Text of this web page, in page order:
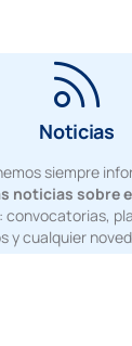
Noticias
siempre
noticias sobre
: convocatorias,
y cualquier